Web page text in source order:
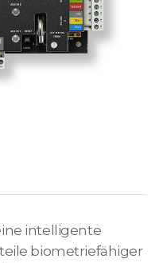
intelligente
biometriefähiger